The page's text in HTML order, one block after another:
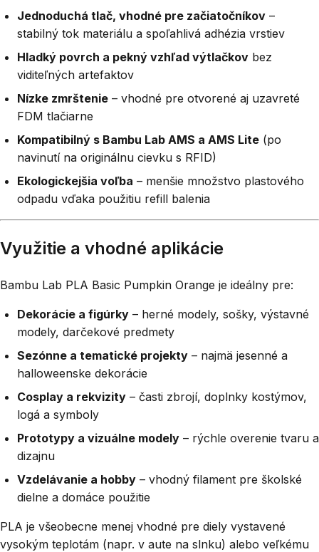
Jednoduchá tlač, vhodné pre začiatočníkov –
stabilný tok materiálu a spoľahlivá adhézia vrstiev
Hladký povrch a pekný vzhľad výtlačkov bez
viditeľných artefaktov
Nízke zmrštenie – vhodné pre otvorené aj uzavreté
FDM tlačiarne
Kompatibilný s Bambu Lab AMS a AMS Lite (po
navinutí na originálnu cievku s RFID)
Ekologickejšia voľba – menšie množstvo plastového
odpadu vďaka použitiu refill balenia
Využitie a vhodné aplikácie
Bambu Lab PLA Basic Pumpkin Orange je ideálny pre:
Dekorácie a figúrky – herné modely, sošky, výstavné
modely, darčekové predmety
Sezónne a tematické projekty – najmä jesenné a
halloweenske dekorácie
Cosplay a rekvizity – časti zbrojí, doplnky kostýmov,
logá a symboly
Prototypy a vizuálne modely – rýchle overenie tvaru a
dizajnu
Vzdelávanie a hobby – vhodný filament pre školské
dielne a domáce použitie
PLA je všeobecne menej vhodné pre diely vystavené
vysokým teplotám (napr. v aute na slnku) alebo veľkému